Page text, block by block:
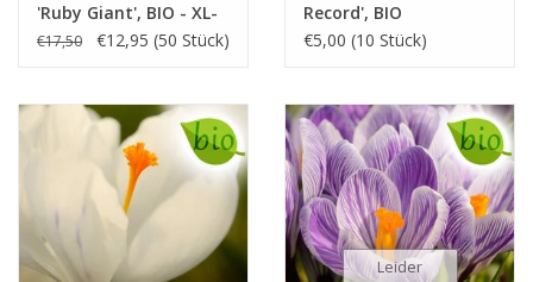
'Ruby Giant', BIO - XL-
Vorteilspackung
€17,50 €12,95 (50 Stück)
Record', BIO
€5,00 (10 Stück)
Leider